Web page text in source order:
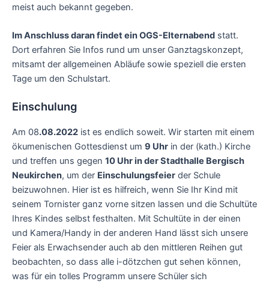
meist auch bekannt gegeben.
Im Anschluss daran findet ein OGS-Elternabend statt.
Dort erfahren Sie Infos rund um unser Ganztagskonzept,
mitsamt der allgemeinen Abläufe sowie speziell die ersten
Tage um den Schulstart.
Einschulung
Am 08.08.2022 ist es endlich soweit. Wir starten mit einem
ökumenischen Gottesdienst um 9 Uhr in der (kath.) Kirche
und treffen uns gegen 10 Uhr in der Stadthalle Bergisch
Neukirchen, um der Einschulungsfeier der Schule
beizuwohnen. Hier ist es hilfreich, wenn Sie Ihr Kind mit
seinem Tornister ganz vorne sitzen lassen und die Schultüte
Ihres Kindes selbst festhalten. Mit Schultüte in der einen
und Kamera/Handy in der anderen Hand lässt sich unsere
Feier als Erwachsender auch ab den mittleren Reihen gut
beobachten, so dass alle i-dötzchen gut sehen können,
was für ein tolles Programm unsere Schüler sich